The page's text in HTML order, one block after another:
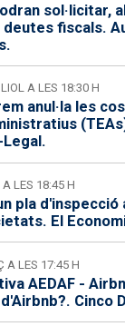
sol·licitar,
fiscals.
A LES 18:30 H
anul·la les
Legal.
LES 18:45 H
pla
El
A LES 17:45 H
AEDAF -
Cinco